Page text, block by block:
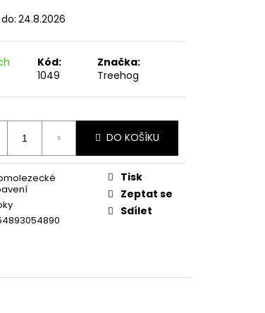
24.8.2026
Kód:
1049
Značka:
Treehog
DO KOŠÍKU
Tisk
Zeptat se
Sdílet